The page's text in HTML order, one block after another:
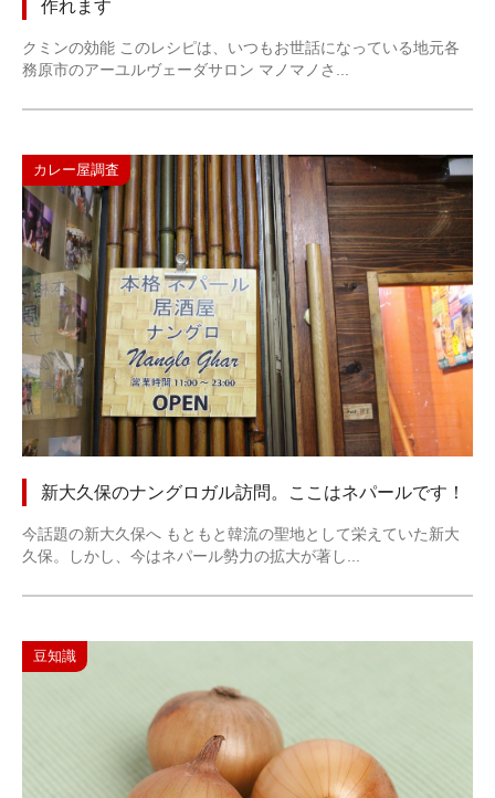
作れます
クミンの効能 このレシピは、いつもお世話になっている地元各
務原市のアーユルヴェーダサロン マノマノさ...
カレー屋調査
新大久保のナングロガル訪問。ここはネパールです！
今話題の新大久保へ もともと韓流の聖地として栄えていた新大
久保。しかし、今はネパール勢力の拡大が著し...
豆知識